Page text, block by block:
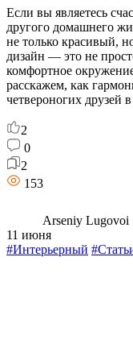
Если вы являетесь
другого домашнего
не только красивый,
дизайн — это не
комфортное
расскажем, как
четвероногих друзей
2
0
2
153
Arseniy Lugovoi
11 июня
#Интерьерный